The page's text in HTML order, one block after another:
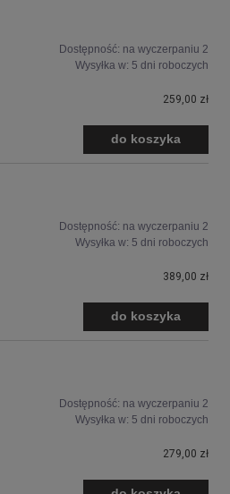
Dostępność: na wyczerpaniu 2
Wysyłka w: 5 dni roboczych
259,00 zł
do koszyka
Dostępność: na wyczerpaniu 2
Wysyłka w: 5 dni roboczych
389,00 zł
do koszyka
Dostępność: na wyczerpaniu 2
Wysyłka w: 5 dni roboczych
279,00 zł